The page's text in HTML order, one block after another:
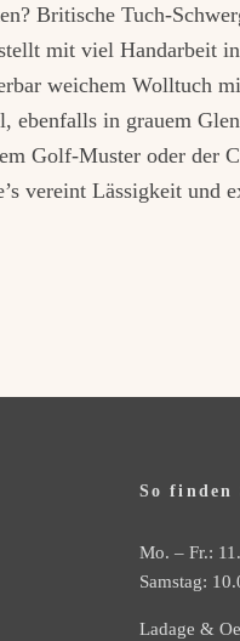
Britische Tuch-
mit viel Handarbeit
weichem Wolltuch
ebenfalls in grauem
Golf-Muster oder der
vereint Lässigkeit und
So finden
Mo. – Fr.:
Samstag:
Ladage &